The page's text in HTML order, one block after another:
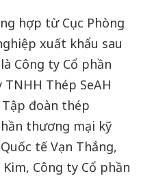
hợp từ Cục Phòng
xuất khẩu sau
Công ty Cổ phần
Thép SeAH
đoàn thép
thương mại kỹ
tế Vạn Thắng,
Công ty Cổ phần